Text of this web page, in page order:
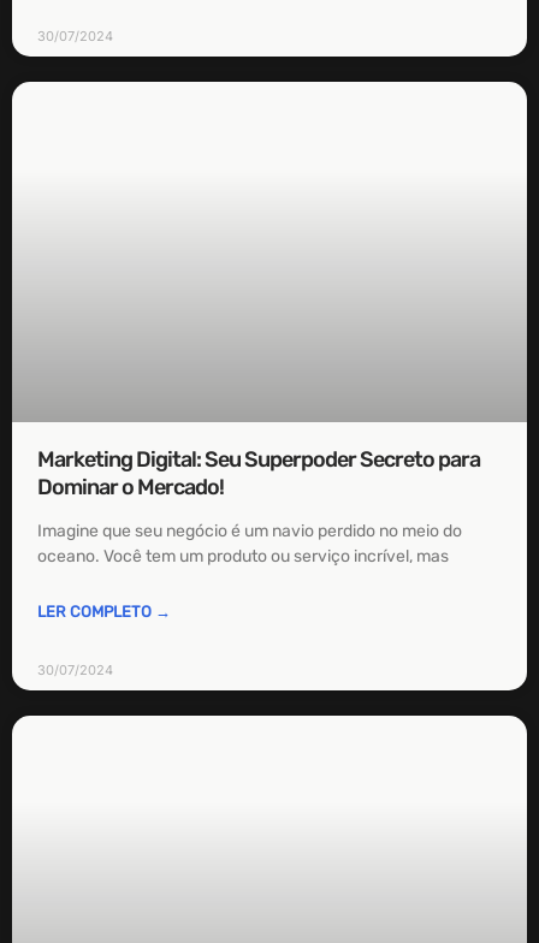
30/07/2024
Marketing Digital: Seu Superpoder Secreto para
Dominar o Mercado!
Imagine que seu negócio é um navio perdido no meio do
oceano. Você tem um produto ou serviço incrível, mas
LER COMPLETO →
30/07/2024